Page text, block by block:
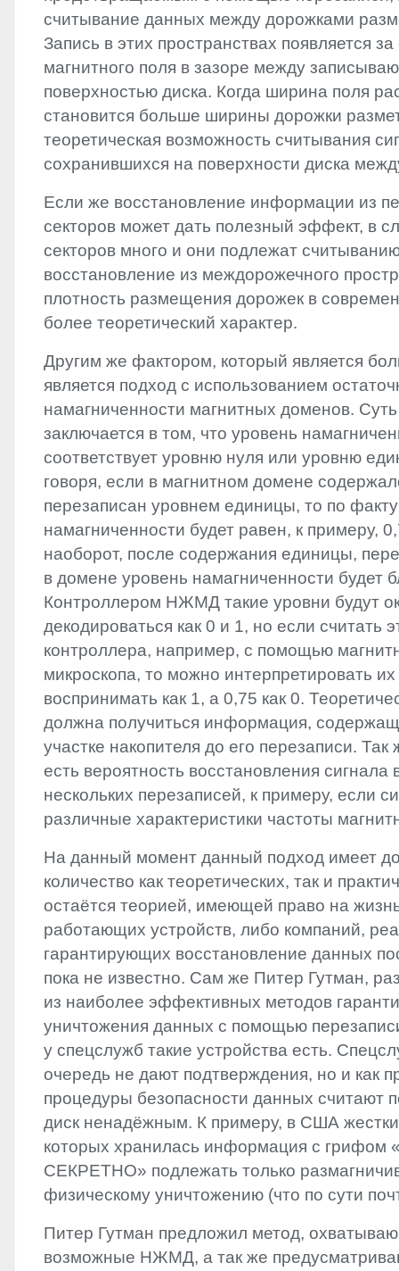
считывание данных между дорожками
Запись в этих пространствах появляется
магнитного поля в зазоре между
поверхностью диска. Когда ширина поля
становится больше ширины дорожки
теоретическая возможность считывания
сохранившихся на поверхности диска
Если же восстановление информации из
секторов может дать полезный эффект, в
секторов много и они подлежат
восстановление из междорожечного
плотность размещения дорожек в
более теоретический характер.
Другим же фактором, который является
является подход с использованием
намагниченности магнитных доменов.
заключается в том, что уровень
соответствует уровню нуля или уровню
говоря, если в магнитном домене
перезаписан уровнем единицы, то по
намагниченности будет равен, к примеру,
наоборот, после содержания единицы,
в домене уровень намагниченности будет
Контроллером НЖМД такие уровни будут
декодироваться как 0 и 1, но если считать
контроллера, например, с помощью
микроскопа, то можно интерпретировать
воспринимать как 1, а 0,75 как 0.
должна получиться информация,
участке накопителя до его перезаписи. Так
есть вероятность восстановления сигнала
нескольких перезаписей, к примеру, если
различные характеристики частоты
На данный момент данный подход имеет
количество как теоретических, так и
остаётся теорией, имеющей право на
работающих устройств, либо компаний,
гарантирующих восстановление данных
пока не известно. Сам же Питер Гутман,
из наиболее эффективных методов
уничтожения данных с помощью
у спецслужб такие устройства есть.
очередь не дают подтверждения, но и как
процедуры безопасности данных считают
диск ненадёжным. К примеру, в США
которых хранилась информация с
СЕКРЕТНО» подлежать только
физическому уничтожению (что по сути
Питер Гутман предложил метод,
возможные НЖМД, а так же